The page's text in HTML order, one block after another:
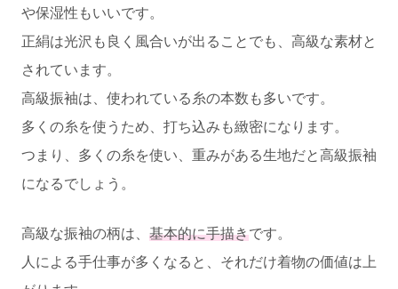
や保湿性もいいです。
正絹は光沢も良く風合いが出ることでも、高級な素材と
されています。
高級振袖は、使われている糸の本数も多いです。
多くの糸を使うため、打ち込みも緻密になります。
つまり、多くの糸を使い、重みがある生地だと高級振袖
になるでしょう。
高級な振袖の柄は、 基本的に手描きです。
人による手仕事が多くなると、それだけ着物の価値は上